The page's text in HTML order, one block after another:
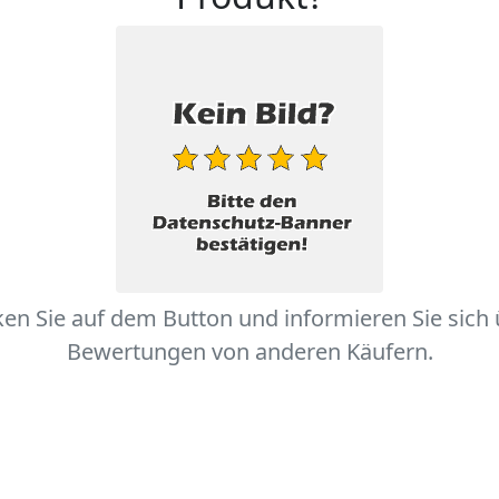
Sie auf dem Button und informieren Sie sich
Bewertungen von anderen Käufern.